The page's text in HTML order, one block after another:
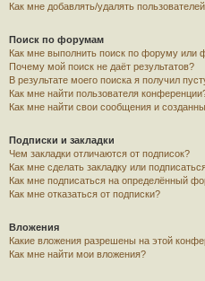
Как мне добавлять/удалять
Поиск по форумам
Как мне выполнить поиск по форуму или
Почему мой поиск не даёт результатов?
В результате моего поиска я получил
Как мне найти пользователя
Как мне найти свои сообщения и
Подписки и закладки
Чем закладки отличаются от подписок?
Как мне сделать закладку или
Как мне подписаться на определённый
Как мне отказаться от подписки?
Вложения
Какие вложения разрешены на этой
Как мне найти мои вложения?